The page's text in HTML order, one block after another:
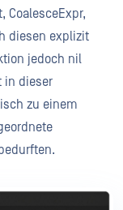
CoalesceExpr,
diesen explizit
jedoch nil
in dieser
zu einem